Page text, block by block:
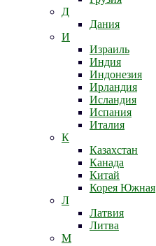
Д
Дания
И
Израиль
Индия
Индонезия
Ирландия
Исландия
Испания
Италия
К
Казахстан
Канада
Китай
Корея Южная
Л
Латвия
Литва
М